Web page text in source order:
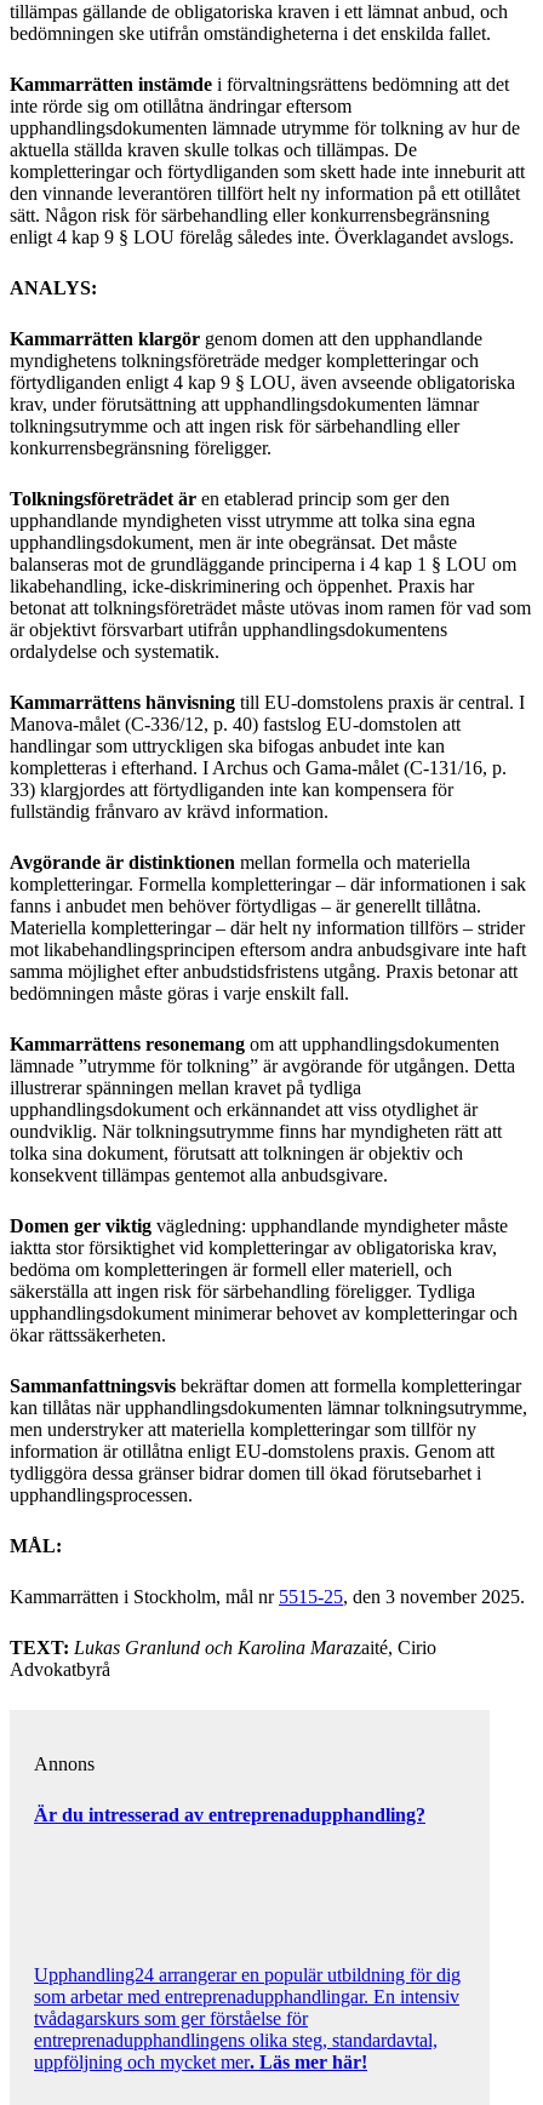
tillämpas gällande de obligatoriska kraven i ett lämnat anbud, och
bedömningen ske utifrån omständigheterna i det enskilda fallet.
Kammarrätten instämde i förvaltningsrättens bedömning att det
inte rörde sig om otillåtna ändringar eftersom
upphandlingsdokumenten lämnade utrymme för tolkning av hur de
aktuella ställda kraven skulle tolkas och tillämpas. De
kompletteringar och förtydliganden som skett hade inte inneburit att
den vinnande leverantören tillfört helt ny information på ett otillåtet
sätt. Någon risk för särbehandling eller konkurrensbegränsning
enligt 4 kap 9 § LOU förelåg således inte. Överklagandet avslogs.
ANALYS:
Kammarrätten klargör genom domen att den upphandlande
myndighetens tolkningsföreträde medger kompletteringar och
förtydliganden enligt 4 kap 9 § LOU, även avseende obligatoriska
krav, under förutsättning att upphandlingsdokumenten lämnar
tolkningsutrymme och att ingen risk för särbehandling eller
konkurrensbegränsning föreligger.
Tolkningsföreträdet är en etablerad princip som ger den
upphandlande myndigheten visst utrymme att tolka sina egna
upphandlingsdokument, men är inte obegränsat. Det måste
balanseras mot de grundläggande principerna i 4 kap 1 § LOU om
likabehandling, icke-diskriminering och öppenhet. Praxis har
betonat att tolkningsföreträdet måste utövas inom ramen för vad som
är objektivt försvarbart utifrån upphandlingsdokumentens
ordalydelse och systematik.
Kammarrättens hänvisning till EU-domstolens praxis är central. I
Manova-målet (C-336/12, p. 40) fastslog EU-domstolen att
handlingar som uttryckligen ska bifogas anbudet inte kan
kompletteras i efterhand. I Archus och Gama-målet (C-131/16, p.
33) klargjordes att förtydliganden inte kan kompensera för
fullständig frånvaro av krävd information.
Avgörande är distinktionen mellan formella och materiella
kompletteringar. Formella kompletteringar – där informationen i sak
fanns i anbudet men behöver förtydligas – är generellt tillåtna.
Materiella kompletteringar – där helt ny information tillförs – strider
mot likabehandlingsprincipen eftersom andra anbudsgivare inte haft
samma möjlighet efter anbudstidsfristens utgång. Praxis betonar att
bedömningen måste göras i varje enskilt fall.
Kammarrättens resonemang om att upphandlingsdokumenten
lämnade ”utrymme för tolkning” är avgörande för utgången. Detta
illustrerar spänningen mellan kravet på tydliga
upphandlingsdokument och erkännandet att viss otydlighet är
oundviklig. När tolkningsutrymme finns har myndigheten rätt att
tolka sina dokument, förutsatt att tolkningen är objektiv och
konsekvent tillämpas gentemot alla anbudsgivare.
Domen ger viktig vägledning: upphandlande myndigheter måste
iaktta stor försiktighet vid kompletteringar av obligatoriska krav,
bedöma om kompletteringen är formell eller materiell, och
säkerställa att ingen risk för särbehandling föreligger. Tydliga
upphandlingsdokument minimerar behovet av kompletteringar och
ökar rättssäkerheten.
Sammanfattningsvis bekräftar domen att formella kompletteringar
kan tillåtas när upphandlingsdokumenten lämnar tolkningsutrymme,
men understryker att materiella kompletteringar som tillför ny
information är otillåtna enligt EU-domstolens praxis. Genom att
tydliggöra dessa gränser bidrar domen till ökad förutsebarhet i
upphandlingsprocessen.
MÅL:
Kammarrätten i Stockholm, mål nr 5515-25, den 3 november 2025.
TEXT: Lukas Granlund och Karolina Marazaité, Cirio
Advokatbyrå
Annons
Är du intresserad av entreprenadupphandling?
Upphandling24 arrangerar en populär utbildning för dig
som arbetar med entreprenadupphandlingar. En intensiv
tvådagarskurs som ger förståelse för
entreprenadupphandlingens olika steg, standardavtal,
uppföljning och mycket mer. Läs mer här!